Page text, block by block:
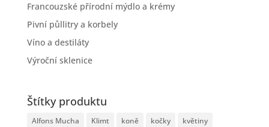
Francouzské přírodní mýdlo a krémy
Pivní půllitry a korbely
Víno a destiláty
Výroční sklenice
Štítky produktu
Alfons Mucha Klimt koně kočky
květiny